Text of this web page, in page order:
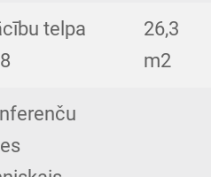
telpa
26,3
m2